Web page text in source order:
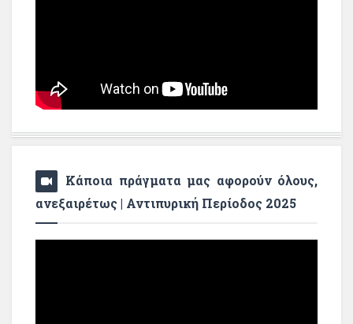
Κάποια πράγματα μας αφορούν όλους,
ανεξαιρέτως | Αντιπυρική Περίοδος 2025